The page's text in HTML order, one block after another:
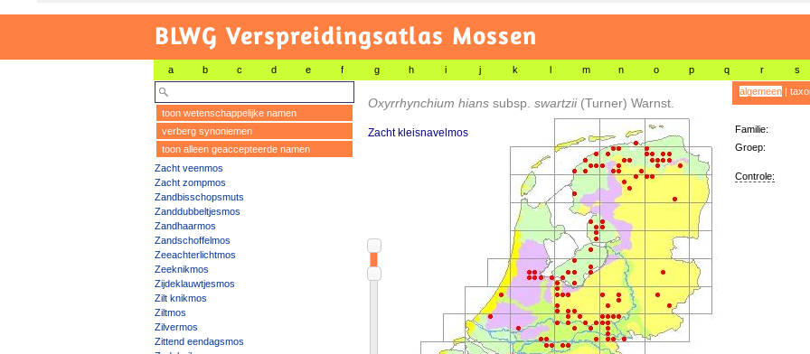
BLWG Verspreidingsatlas Mossen
a b c d e f g h i j k l m n o p q r s
toon wetenschappelijke namen
verberg synoniemen
toon alleen geaccepteerde namen
Zacht veenmos
Zacht zompmos
Zandbisschopsmuts
Zanddubbeltjesmos
Zandhaarmos
Zandschoffelmos
Zeeachterlichtmos
Zeeknikmos
Zijdeklauwtjesmos
Zilt knikmos
Ziltmos
Zilvermos
Zittend eendagsmos
Oxyrrhynchium hians subsp. swartzii (Turner) Warnst.
Zacht kleisnavelmos
algemeen|
Familie:
Groep:
Controle: